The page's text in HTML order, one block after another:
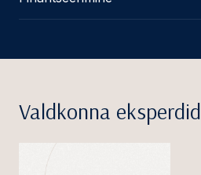
Valdkonna eksperdid